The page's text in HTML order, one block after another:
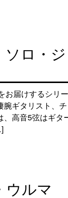
ソロ・ジ
お届けするシリー
腕ギタリスト、
、高音5弦はギタ
ウルマ